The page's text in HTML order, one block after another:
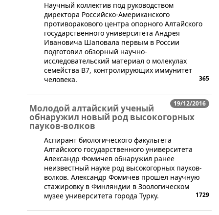
​Научный коллектив под руководством
директора Российско-Американского
противоракового центра опорного Алтайского
государственного университета Андрея
Ивановича Шаповала первым в России
подготовил обзорный научно-
исследовательский материал о молекулах
семейства В7, контролирующих иммунитет
человека.
365
19/12/2016
Молодой алтайский ученый
обнаружил новый род высокогорных
пауков-волков
Аспирант биологического факультета
Алтайского государственного университета
Александр Фомичев обнаружил ранее
неизвестный науке род высокогорных пауков-
волков. Александр Фомичев прошел научную
стажировку в Финляндии в Зоологическом
музее университета города Турку.
1729